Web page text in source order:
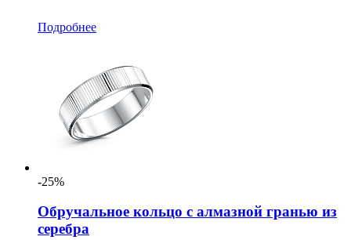
Подробнее
-25%
Обручальное кольцо с алмазной гранью из
серебра